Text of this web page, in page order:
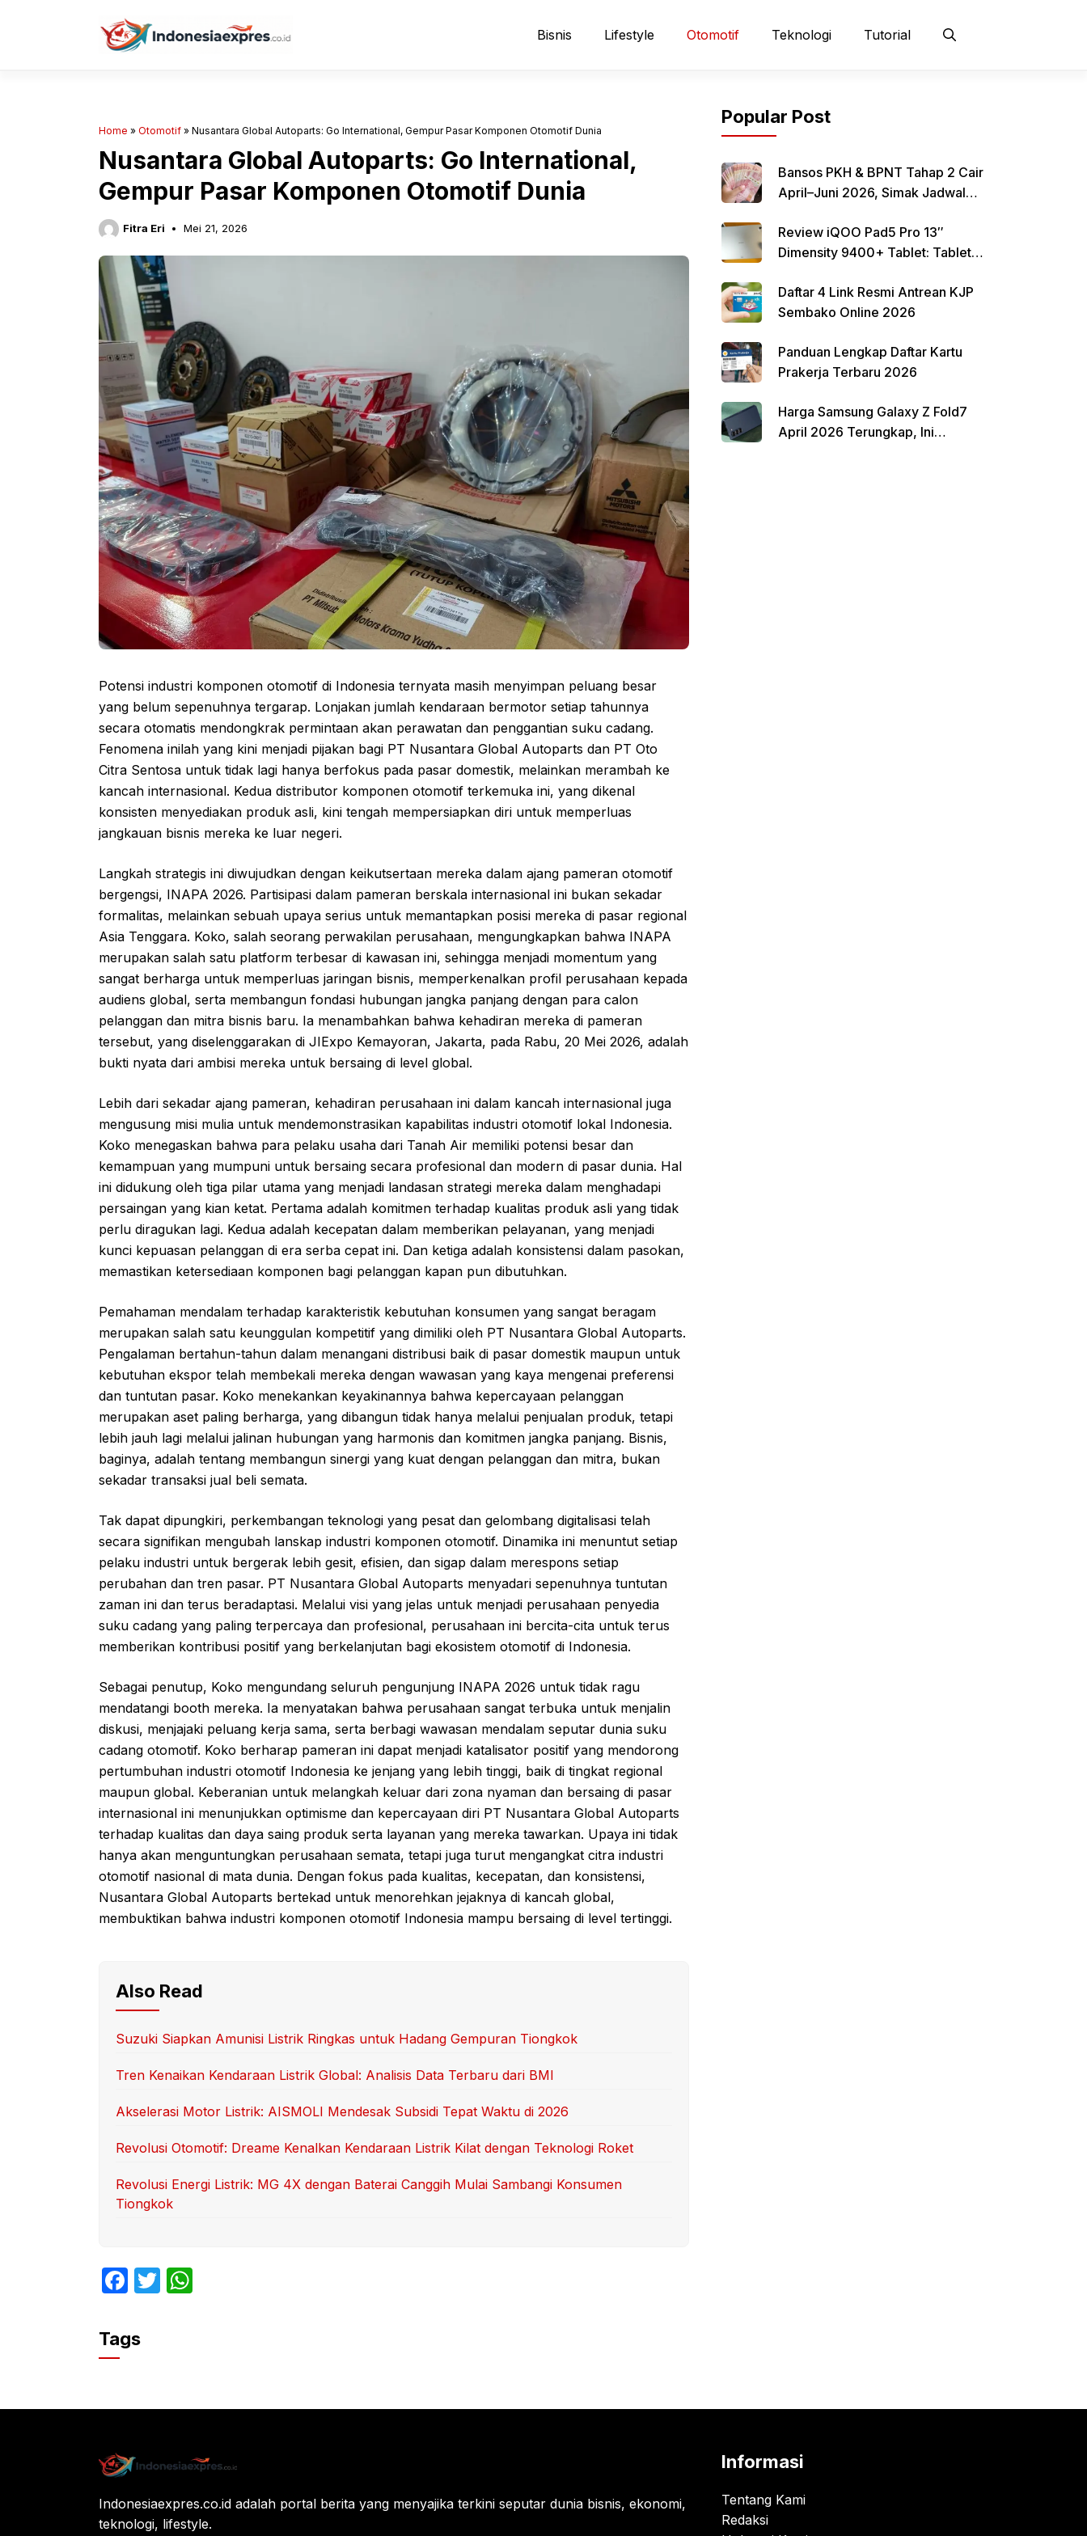
Bisnis Lifestyle Otomotif Teknologi Tutorial
Home » Otomotif » Nusantara Global Autoparts: Go International, Gempur Pasar Komponen Otomotif Dunia
Nusantara Global Autoparts: Go International,
Gempur Pasar Komponen Otomotif Dunia
Fitra Eri Mei 21, 2026
Potensi industri komponen otomotif di Indonesia ternyata masih menyimpan peluang besar
yang belum sepenuhnya tergarap. Lonjakan jumlah kendaraan bermotor setiap tahunnya
secara otomatis mendongkrak permintaan akan perawatan dan penggantian suku cadang.
Fenomena inilah yang kini menjadi pijakan bagi PT Nusantara Global Autoparts dan PT Oto
Citra Sentosa untuk tidak lagi hanya berfokus pada pasar domestik, melainkan merambah ke
kancah internasional. Kedua distributor komponen otomotif terkemuka ini, yang dikenal
konsisten menyediakan produk asli, kini tengah mempersiapkan diri untuk memperluas
jangkauan bisnis mereka ke luar negeri.
Langkah strategis ini diwujudkan dengan keikutsertaan mereka dalam ajang pameran otomotif
bergengsi, INAPA 2026. Partisipasi dalam pameran berskala internasional ini bukan sekadar
formalitas, melainkan sebuah upaya serius untuk memantapkan posisi mereka di pasar regional
Asia Tenggara. Koko, salah seorang perwakilan perusahaan, mengungkapkan bahwa INAPA
merupakan salah satu platform terbesar di kawasan ini, sehingga menjadi momentum yang
sangat berharga untuk memperluas jaringan bisnis, memperkenalkan profil perusahaan kepada
audiens global, serta membangun fondasi hubungan jangka panjang dengan para calon
pelanggan dan mitra bisnis baru. Ia menambahkan bahwa kehadiran mereka di pameran
tersebut, yang diselenggarakan di JIExpo Kemayoran, Jakarta, pada Rabu, 20 Mei 2026, adalah
bukti nyata dari ambisi mereka untuk bersaing di level global.
Lebih dari sekadar ajang pameran, kehadiran perusahaan ini dalam kancah internasional juga
mengusung misi mulia untuk mendemonstrasikan kapabilitas industri otomotif lokal Indonesia.
Koko menegaskan bahwa para pelaku usaha dari Tanah Air memiliki potensi besar dan
kemampuan yang mumpuni untuk bersaing secara profesional dan modern di pasar dunia. Hal
ini didukung oleh tiga pilar utama yang menjadi landasan strategi mereka dalam menghadapi
persaingan yang kian ketat. Pertama adalah komitmen terhadap kualitas produk asli yang tidak
perlu diragukan lagi. Kedua adalah kecepatan dalam memberikan pelayanan, yang menjadi
kunci kepuasan pelanggan di era serba cepat ini. Dan ketiga adalah konsistensi dalam pasokan,
memastikan ketersediaan komponen bagi pelanggan kapan pun dibutuhkan.
Pemahaman mendalam terhadap karakteristik kebutuhan konsumen yang sangat beragam
merupakan salah satu keunggulan kompetitif yang dimiliki oleh PT Nusantara Global Autoparts.
Pengalaman bertahun-tahun dalam menangani distribusi baik di pasar domestik maupun untuk
kebutuhan ekspor telah membekali mereka dengan wawasan yang kaya mengenai preferensi
dan tuntutan pasar. Koko menekankan keyakinannya bahwa kepercayaan pelanggan
merupakan aset paling berharga, yang dibangun tidak hanya melalui penjualan produk, tetapi
lebih jauh lagi melalui jalinan hubungan yang harmonis dan komitmen jangka panjang. Bisnis,
baginya, adalah tentang membangun sinergi yang kuat dengan pelanggan dan mitra, bukan
sekadar transaksi jual beli semata.
Tak dapat dipungkiri, perkembangan teknologi yang pesat dan gelombang digitalisasi telah
secara signifikan mengubah lanskap industri komponen otomotif. Dinamika ini menuntut setiap
pelaku industri untuk bergerak lebih gesit, efisien, dan sigap dalam merespons setiap
perubahan dan tren pasar. PT Nusantara Global Autoparts menyadari sepenuhnya tuntutan
zaman ini dan terus beradaptasi. Melalui visi yang jelas untuk menjadi perusahaan penyedia
suku cadang yang paling terpercaya dan profesional, perusahaan ini bercita-cita untuk terus
memberikan kontribusi positif yang berkelanjutan bagi ekosistem otomotif di Indonesia.
Sebagai penutup, Koko mengundang seluruh pengunjung INAPA 2026 untuk tidak ragu
mendatangi booth mereka. Ia menyatakan bahwa perusahaan sangat terbuka untuk menjalin
diskusi, menjajaki peluang kerja sama, serta berbagi wawasan mendalam seputar dunia suku
cadang otomotif. Koko berharap pameran ini dapat menjadi katalisator positif yang mendorong
pertumbuhan industri otomotif Indonesia ke jenjang yang lebih tinggi, baik di tingkat regional
maupun global. Keberanian untuk melangkah keluar dari zona nyaman dan bersaing di pasar
internasional ini menunjukkan optimisme dan kepercayaan diri PT Nusantara Global Autoparts
terhadap kualitas dan daya saing produk serta layanan yang mereka tawarkan. Upaya ini tidak
hanya akan menguntungkan perusahaan semata, tetapi juga turut mengangkat citra industri
otomotif nasional di mata dunia. Dengan fokus pada kualitas, kecepatan, dan konsistensi,
Nusantara Global Autoparts bertekad untuk menorehkan jejaknya di kancah global,
membuktikan bahwa industri komponen otomotif Indonesia mampu bersaing di level tertinggi.
Also Read
Suzuki Siapkan Amunisi Listrik Ringkas untuk Hadang Gempuran Tiongkok
Tren Kenaikan Kendaraan Listrik Global: Analisis Data Terbaru dari BMI
Akselerasi Motor Listrik: AISMOLI Mendesak Subsidi Tepat Waktu di 2026
Revolusi Otomotif: Dreame Kenalkan Kendaraan Listrik Kilat dengan Teknologi Roket
Revolusi Energi Listrik: MG 4X dengan Baterai Canggih Mulai Sambangi Konsumen
Tiongkok
F
c
e
o
k
T
p
Tags
Popular Post
Bansos PKH & BPNT Tahap 2 Cair
April–Juni 2026, Simak Jadwal
Review iQOO Pad5 Pro 13″
Dimensity 9400+ Tablet: Tablet
9400+ dengan Harga Terjangkau
Daftar 4 Link Resmi Antrean KJP
Sembako Online 2026
Panduan Lengkap Daftar Kartu
Prakerja Terbaru 2026
Harga Samsung Galaxy Z Fold7
April 2026 Terungkap, Ini
Indonesiaexpres.co.id adalah portal berita yang menyajika terkini seputar dunia bisnis, ekonomi,
teknologi, lifestyle.
Informasi
Tentang Kami
Redaksi